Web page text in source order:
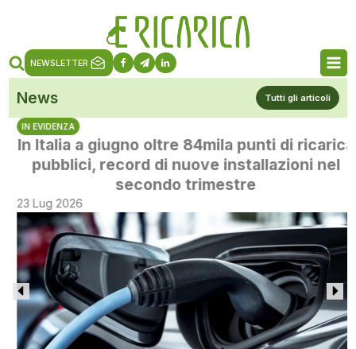
NEWSLETTER
News Tutti gli articoli
IN EVIDENZA
In Italia a giugno oltre 84mila punti di ricarica
pubblici, record di nuove installazioni nel
secondo trimestre
23 Lug 2026